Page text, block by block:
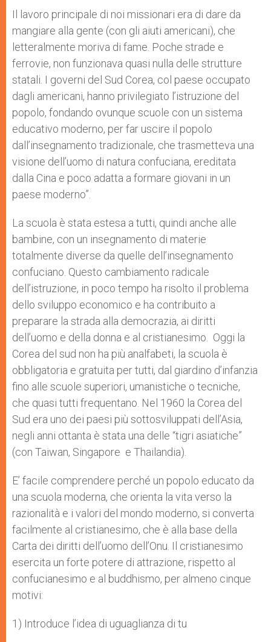
Il lavoro principale di noi missionari era di dare da
mangiare alla gente (con gli aiuti americani), che
letteralmente moriva di fame. Poche strade e
ferrovie, non funzionava quasi nulla delle strutture
statali. I governi del Sud Corea, col paese occupato
dagli americani, hanno privilegiato l’istruzione del
popolo, fondando ovunque scuole con un sistema
educativo moderno, per far uscire il popolo
dall’insegnamento tradizionale, che trasmetteva una
visione dell’uomo di natura confuciana, ereditata
dalla Cina e poco adatta a formare giovani in un
paese moderno”.
La scuola è stata estesa a tutti, quindi anche alle
bambine, con un insegnamento di materie
totalmente diverse da quelle dell’insegnamento
confuciano. Questo cambiamento radicale
dell’istruzione, in poco tempo ha risolto il problema
dello sviluppo economico e ha contribuito a
preparare la strada alla democrazia, ai diritti
dell’uomo e della donna e al cristianesimo. Oggi la
Corea del sud non ha più analfabeti, la scuola è
obbligatoria e gratuita per tutti, dal giardino d’infanzia
fino alle scuole superiori, umanistiche o tecniche,
che quasi tutti frequentano. Nel 1960 la Corea del
Sud era uno dei paesi più sottosviluppati dell’Asia,
negli anni ottanta è stata una delle “tigri asiatiche”
(con Taiwan, Singapore e Thailandia).
E’ facile comprendere perché un popolo educato da
una scuola moderna, che orienta la vita verso la
razionalità e i valori del mondo moderno, si converta
facilmente al cristianesimo, che è alla base della
Carta dei diritti dell’uomo dell’Onu. Il cristianesimo
esercita un forte potere di attrazione, rispetto al
confucianesimo e al buddhismo, per almeno cinque
motivi:
1) Introduce l’idea di uguaglianza di tu